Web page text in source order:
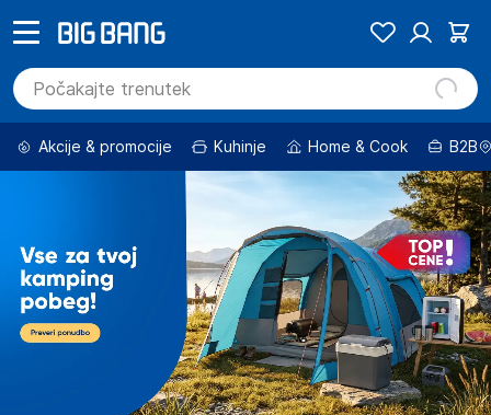
Akcije & promocije Kuhinje Home & Cook B2B